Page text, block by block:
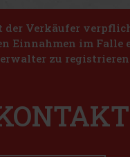
der Verkäufer
Einnahmen im Falle
zu